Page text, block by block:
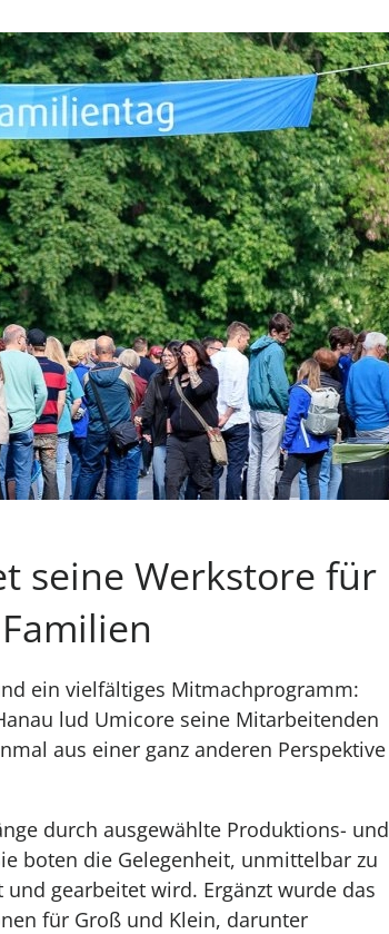
seine Werkstore für
ein vielfältiges Mitmachprogramm:
lud Umicore seine Mitarbeitenden
aus einer ganz anderen Perspektive
durch ausgewählte Produktions- und
boten die Gelegenheit, unmittelbar zu
gearbeitet wird. Ergänzt wurde das
für Groß und Klein, darunter